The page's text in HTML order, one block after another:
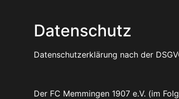
Datenschutz
Datenschutzerklärung nach der
Der FC Memmingen 1907 e.V. (im